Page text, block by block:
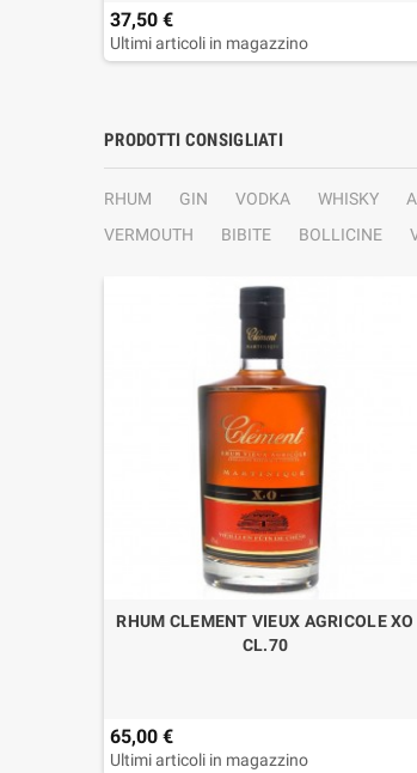
37,50 €
Ultimi articoli in magazzino
PRODOTTI CONSIGLIATI
RHUM GIN VODKA WHISKY
VERMOUTH
BIBITE BOLLICINE
RHUM CLEMENT VIEUX AGRICOLE XO
CL.70
65,00 €
Ultimi articoli in magazzino